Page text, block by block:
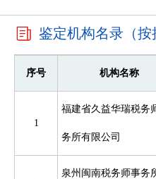
鉴定机构名录（
序号 机构名称
1
福建省久益华瑞税务
务所有限公司
泉州闽南税务师事务